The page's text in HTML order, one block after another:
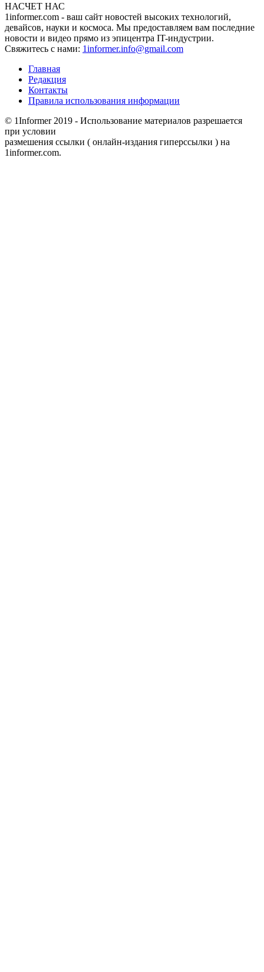
НАСЧЕТ НАС
1informer.com - ваш сайт новостей высоких технологий,
девайсов, науки и космоса. Мы предоставляем вам последние
новости и видео прямо из эпицентра IT-индустрии.
Свяжитесь с нами: 1informer.info@gmail.com
Главная
Редакция
Контакты
Правила использования информации
© 1Informer 2019 - Использование материалов разрешается
при условии
размешения ссылки ( онлайн-издания гиперссылки ) на
1informer.com.